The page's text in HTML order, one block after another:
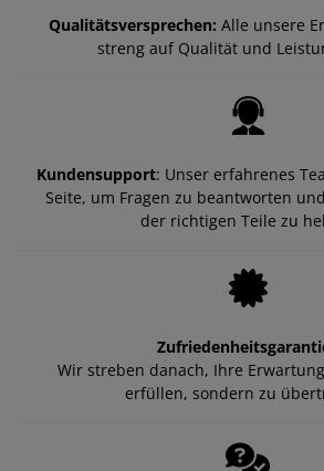
Qualitätsversprechen: Alle unsere
streng auf Qualität und
Kundensupport: Unser erfahrenes
Seite, um Fragen zu beantworten
der richtigen Teile zu
Wir streben danach, Ihre
erfüllen, sondern zu